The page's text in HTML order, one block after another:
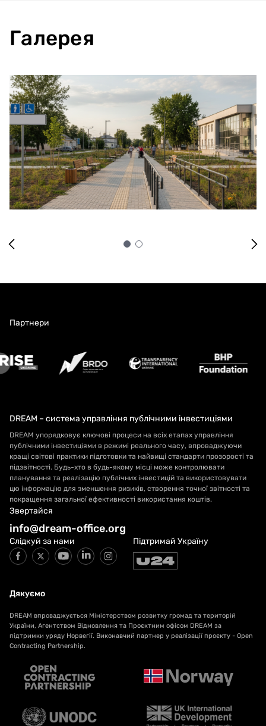
Галерея
Партнери
DREAM – система управління публічними інвестиціями
DREAM упорядковує ключові процеси на всіх етапах управління
публічними інвестиціями в режимі реального часу, впроваджуючи
кращі світові практики підготовки та найвищі стандарти прозорості та
підзвітності. Будь-хто в будь-якому місці може контролювати
планування та реалізацію публічних інвестицій та використовувати
цю інформацію для зменшення ризиків, створення точної звітності та
покращення загальної ефективності використання коштів.
Звертайся
info@dream-office.org
Слідкуй за нами Підтримай Україну
Дякуємо
DREAM впроваджується Міністерством розвитку громад та територій
України, Агентством Відновлення та Проєктним офісом DREAM за
підтримки уряду Норвегії. Виконавчий партнер у реалізації проєкту - Open
Contracting Partnership.